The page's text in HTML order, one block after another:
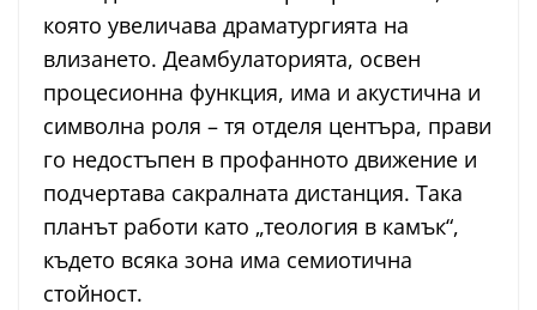
която увеличава драматургията на
влизането. Деамбулаторията, освен
процесионна функция, има и акустична и
символна роля – тя отделя центъра, прави
го недостъпен в профанното движение и
подчертава сакралната дистанция. Така
планът работи като „теология в камък“,
където всяка зона има семиотична
стойност.